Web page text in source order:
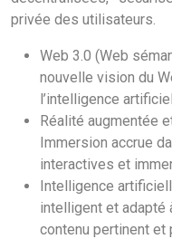
privée des utilisateurs.
Web 3.0 (Web
nouvelle vision du
l’intelligence
Réalité augmentée
Immersion accrue
interactives et
Intelligence
intelligent et adapté
contenu pertinent et